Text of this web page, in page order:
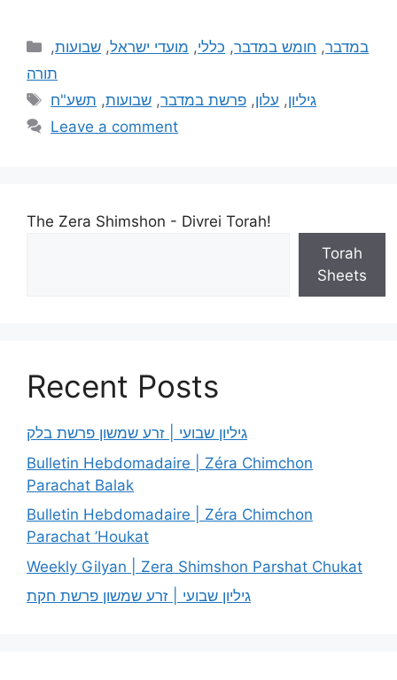
במדבר, חומש במדבר, כללי, מועדי ישראל, שבועות,
תורה
גיליון, עלון, פרשת במדבר, שבועות, תשע"ח
Leave a comment
The Zera Shimshon - Divrei Torah!
Torah
Sheets
Recent Posts
גיליון שבועי | זרע שמשון פרשת בלק
Bulletin Hebdomadaire | Zéra Chimchon
Parachat Balak
Bulletin Hebdomadaire | Zéra Chimchon
Parachat ’Houkat
Weekly Gilyan | Zera Shimshon Parshat Chukat
גיליון שבועי | זרע שמשון פרשת חקת